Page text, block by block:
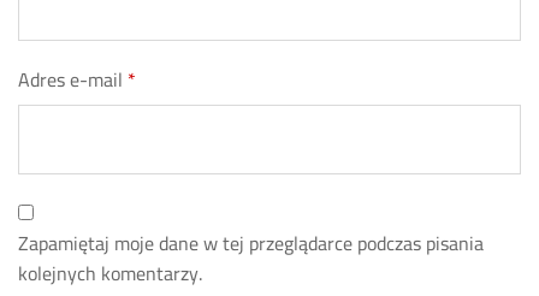
Adres e-mail *
Zapamiętaj moje dane w tej przeglądarce podczas pisania
kolejnych komentarzy.